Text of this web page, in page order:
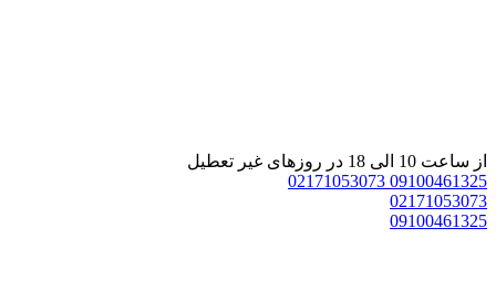
ساعت 10 الی 18 در روزهای غیر تعطیل
02171053073